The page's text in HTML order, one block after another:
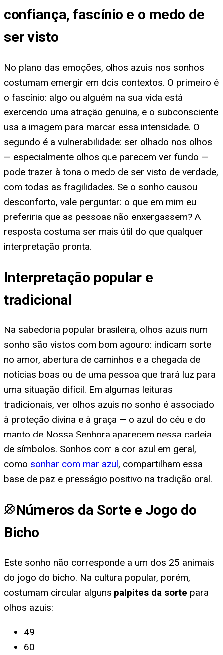
confiança, fascínio e o medo de
ser visto
No plano das emoções, olhos azuis nos sonhos
costumam emergir em dois contextos. O primeiro é
o fascínio: algo ou alguém na sua vida está
exercendo uma atração genuína, e o subconsciente
usa a imagem para marcar essa intensidade. O
segundo é a vulnerabilidade: ser olhado nos olhos
— especialmente olhos que parecem ver fundo —
pode trazer à tona o medo de ser visto de verdade,
com todas as fragilidades. Se o sonho causou
desconforto, vale perguntar: o que em mim eu
preferiria que as pessoas não enxergassem? A
resposta costuma ser mais útil do que qualquer
interpretação pronta.
Interpretação popular e
tradicional
Na sabedoria popular brasileira, olhos azuis num
sonho são vistos com bom agouro: indicam sorte
no amor, abertura de caminhos e a chegada de
notícias boas ou de uma pessoa que trará luz para
uma situação difícil. Em algumas leituras
tradicionais, ver olhos azuis no sonho é associado
à proteção divina e à graça — o azul do céu e do
manto de Nossa Senhora aparecem nessa cadeia
de símbolos. Sonhos com a cor azul em geral,
como sonhar com mar azul, compartilham essa
base de paz e presságio positivo na tradição oral.
Números da Sorte e Jogo do
Bicho
Este sonho não corresponde a um dos 25 animais
do jogo do bicho. Na cultura popular, porém,
costumam circular alguns palpites da sorte para
olhos azuis:
49
60